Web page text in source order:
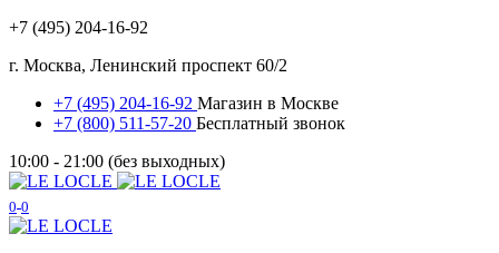
+7 (495) 204-16-92
г. Москва, Ленинский проспект 60/2
+7 (495) 204-16-92 Магазин в Москве
+7 (800) 511-57-20 Бесплатный звонок
10:00 - 21:00 (без выходных)
0 0